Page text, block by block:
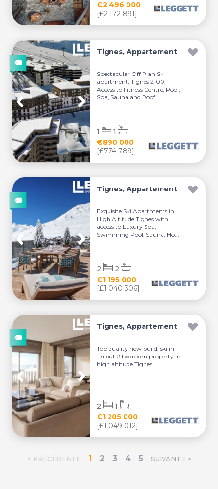
€2 496 000
[£2 172 891]
Tignes, Appartement
Spectacular Off Plan Ski
apartment, Tignes 2100,
Access to Fitness Centre, Pool,
Spa, Sauna and Roof...
€890 000
[£774 789]
1 1
Tignes, Appartement
Exquisite Ski Apartments in
High Altitude Tignes with
access to Luxury Spa,
Swimming Pool, Sauna, Ho...
€1 195 000
[£1 040 306]
2 2
Tignes, Appartement
Top quality new build, ski in-
ski out 2 bedroom property in
high altitude Tignes ...
€1 205 000
[£1 049 012]
2 1
< PRÉCÉDENTE 1 2 3 4 5 SUIVANTE >